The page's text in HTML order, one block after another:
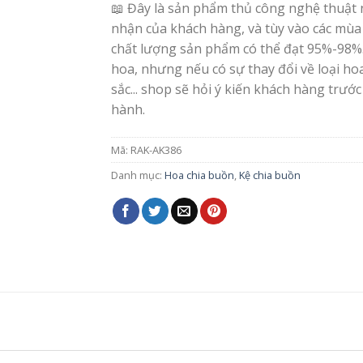
📖 Đây là sản phẩm thủ công nghệ thuật
nhận của khách hàng, và tùy vào các
chất lượng sản phẩm có thể đạt 95%-
hoa, nhưng nếu có sự thay đổi về loại
sắc... shop sẽ hỏi ý kiến khách hàng
hành.
Mã: RAK-AK386
Danh mục:Hoa chia buồn,Kệ chia buồn